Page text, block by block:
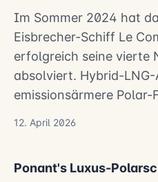
Im Sommer 2024 hat
Eisbrecher-Schiff Le
erfolgreich seine vierte
absolviert. Hybrid-
emissionsärmere Polar-
12. April 2026
Ponant's Luxus-